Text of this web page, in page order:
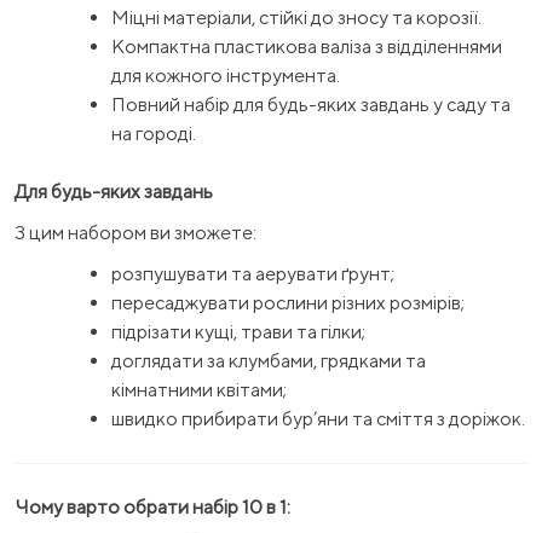
Міцні матеріали, стійкі до зносу та корозії.
Компактна пластикова валіза з відділеннями
для кожного інструмента.
Повний набір для будь-яких завдань у саду та
на городі.
Для будь-яких завдань
З цим набором ви зможете:
розпушувати та аерувати ґрунт;
пересаджувати рослини різних розмірів;
підрізати кущі, трави та гілки;
доглядати за клумбами, грядками та
кімнатними квітами;
швидко прибирати бур’яни та сміття з доріжок.
Чому варто обрати набір 10 в 1: